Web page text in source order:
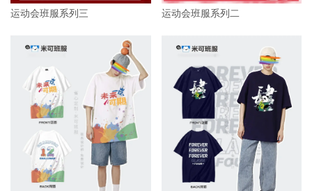
运动会班服系列三 运动会班服系列二